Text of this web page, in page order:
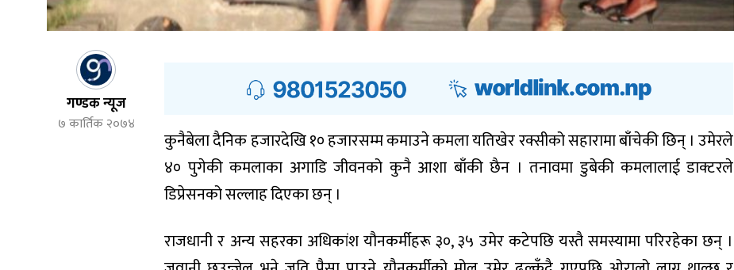
गण्डक न्यूज
७ कार्तिक २०७४
कुनैबेला दैनिक हजारदेखि १० हजारसम्म कमाउने कमला यतिखेर रक्सीको सहारामा बाँचेकी छिन् । उमेरले
४० पुगेकी कमलाका अगाडि जीवनको कुनै आशा बाँकी छैन । तनावमा डुबेकी कमलालाई डाक्टरले
डिप्रेसनको सल्लाह दिएका छन् ।
राजधानी र अन्य सहरका अधिकांश यौनकर्मीहरू ३०, ३५ उमेर कटेपछि यस्तै समस्यामा परिरहेका छन् ।